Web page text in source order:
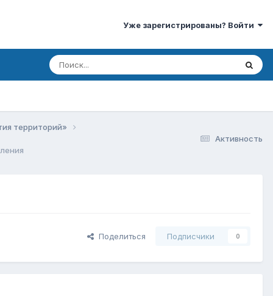
Уже зарегистрированы? Войти
Активность
территорий»
Поделиться Подписчики 0